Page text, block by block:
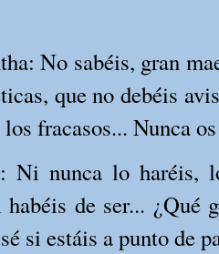
No sabéis, gran
que no debéis
fracasos... Nunca
Ni nunca lo haréis,
de ser... ¿Qué
si estáis a punto de